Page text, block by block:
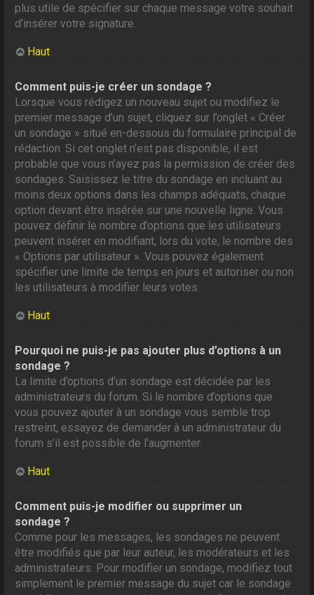
plus utile de spécifier sur chaque message votre souhait
d’insérer votre signature.
Haut
Comment puis-je créer un sondage ?
Lorsque vous rédigez un nouveau sujet ou modifiez le
premier message d’un sujet, cliquez sur l’onglet « Créer
un sondage » situé en-dessous du formulaire principal de
rédaction. Si cet onglet n’est pas disponible, il est
probable que vous n’ayez pas la permission de créer des
sondages. Saisissez le titre du sondage en incluant au
moins deux options dans les champs adéquats, chaque
option devant être insérée sur une nouvelle ligne. Vous
pouvez définir le nombre d’options que les utilisateurs
peuvent insérer en modifiant, lors du vote, le nombre des
« Options par utilisateur ». Vous pouvez également
spécifier une limite de temps en jours et autoriser ou non
les utilisateurs à modifier leurs votes.
Haut
Pourquoi ne puis-je pas ajouter plus d’options à un
sondage ?
La limite d’options d’un sondage est décidée par les
administrateurs du forum. Si le nombre d’options que
vous pouvez ajouter à un sondage vous semble trop
restreint, essayez de demander à un administrateur du
forum s’il est possible de l’augmenter.
Haut
Comment puis-je modifier ou supprimer un
sondage ?
Comme pour les messages, les sondages ne peuvent
être modifiés que par leur auteur, les modérateurs et les
administrateurs. Pour modifier un sondage, modifiez tout
simplement le premier message du sujet car le sondage